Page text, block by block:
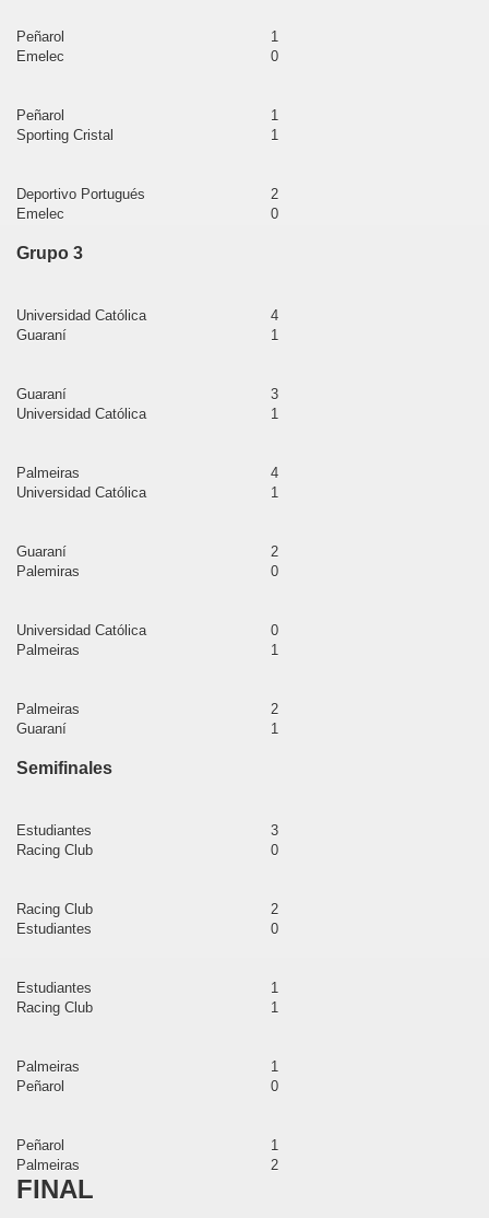
Peñarol
1
Emelec
0
Peñarol
1
Sporting Cristal
1
Deportivo Portugués
2
Emelec
0
Grupo 3
Universidad Católica
4
Guaraní
1
Guaraní
3
Universidad Católica
1
Palmeiras
4
Universidad Católica
1
Guaraní
2
Palemiras
0
Universidad Católica
0
Palmeiras
1
Palmeiras
2
Guaraní
1
Semifinales
Estudiantes
3
Racing Club
0
Racing Club
2
Estudiantes
0
Estudiantes
1
Racing Club
1
Palmeiras
1
Peñarol
0
Peñarol
1
Palmeiras
2
FINAL
Prado